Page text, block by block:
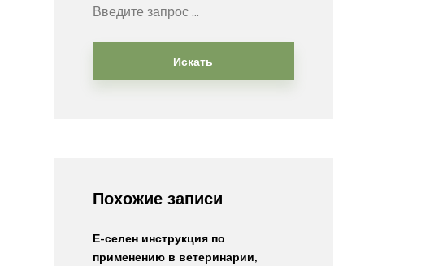
Искать
Похожие записи
Е-селен инструкция по
применению в ветеринарии,